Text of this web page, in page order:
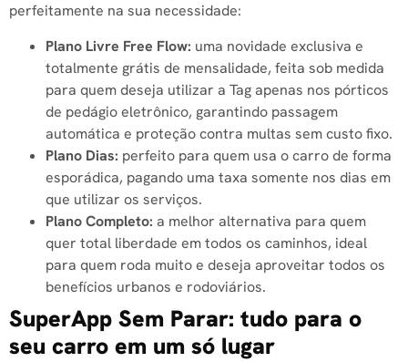
perfeitamente na sua necessidade:
Plano Livre Free Flow: uma novidade exclusiva e
totalmente grátis de mensalidade, feita sob medida
para quem deseja utilizar a Tag apenas nos pórticos
de pedágio eletrônico, garantindo passagem
automática e proteção contra multas sem custo fixo.
Plano Dias: perfeito para quem usa o carro de forma
esporádica, pagando uma taxa somente nos dias em
que utilizar os serviços.
Plano Completo: a melhor alternativa para quem
quer total liberdade em todos os caminhos, ideal
para quem roda muito e deseja aproveitar todos os
benefícios urbanos e rodoviários.
SuperApp Sem Parar: tudo para o
seu carro em um só lugar